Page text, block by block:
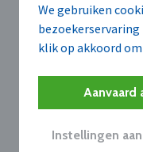
We gebruiken
bezoekerservaring
klik op akkoord
Aanvaard
Instellingen
Mercedes-Benz